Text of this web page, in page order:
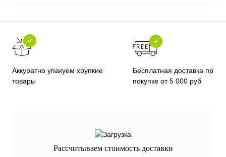
Аккуратно упакуем хрупкие
товары
Бесплатная доставка при
покупке от 5 000 руб
Рассчитываем стоимость доставки